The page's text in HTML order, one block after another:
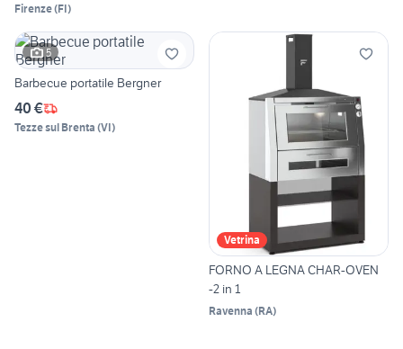
Firenze(FI)
5
Barbecue portatile Bergner
40 €
Tezze sul Brenta (VI)
Vetrina
FORNO A LEGNA CHAR-OVEN
-2 in 1
Ravenna (RA)